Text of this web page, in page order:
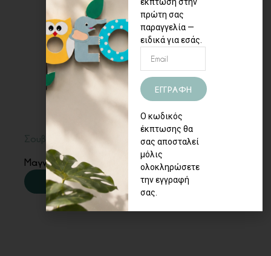
4,00
Μαγνητάκι από τη Χίο
ΠΕΡΙΣΣΟΤΕΡΑ
πρώτη σας
παραγγελία —
ειδικά για εσάς.
ΕΓΓΡΑΦΗ
Ο κωδικός
έκπτωσης θα
σας αποσταλεί
μόλις
ολοκληρώσετε
την εγγραφή
σας.